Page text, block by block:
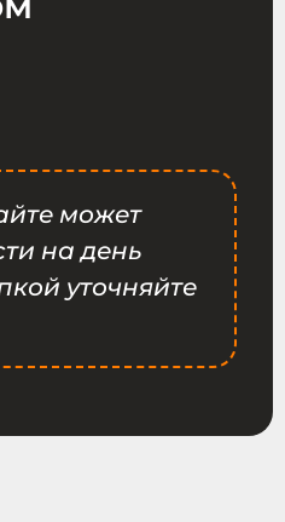
может
на день
уточняйте